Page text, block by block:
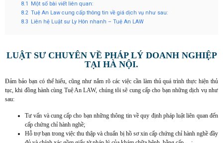
8.1
Một số bài viết liên quan:
8.2 Tuệ An Law cung cấp thông tin về giá dịch vụ như sau:
8.3
Liên hệ Luật sư Ly Hôn nhanh – Tuệ An LAW
LUẬT SƯ CHUYÊN VỀ PHÁP LÝ DOANH NGHIỆP
TẠI HÀ NỘI.
Đảm bảo bạn có thể hiểu, cũng như nắm rõ các việc cần làm thủ quá trình thực hiện thủ
tục, khi đồng hành cùng Tuệ An LAW, chúng tôi sẽ cung cấp cho bạn những dịch vụ như
sau:
Tư vấn và cung cấp cho bạn những thông tin về quy định pháp luật liên quan đến
cấp chứng chỉ hành nghề;
Hỗ trợ bạn trong việc thu thập và chuẩn bị hồ sơ xin cấp chứng chỉ hành nghề đầy